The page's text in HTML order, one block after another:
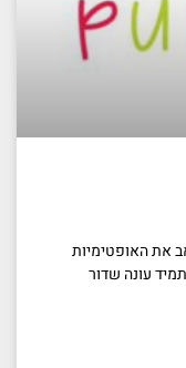
את האופטימיות
עונה שדור